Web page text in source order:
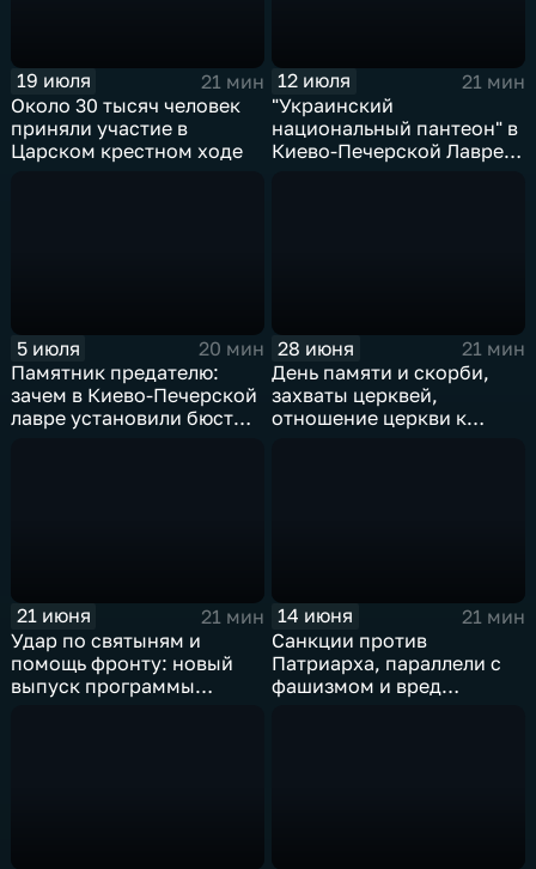
19 июля
21 мин
Около 30 тысяч человек
приняли участие в
Царском крестном ходе
12 июля
21 мин
"Украинский
национальный пантеон" в
Киево‑Печерской Лавре,
5 июля
20 мин
Памятник предателю:
зачем в Киево-Печерской
лавре установили бюст
28 июня
21 мин
День памяти и скорби,
захваты церквей,
отношение церкви к
21 июня
21 мин
Удар по святыням и
помощь фронту: новый
выпуск программы
14 июня
21 мин
Санкции против
Патриарха, параллели с
фашизмом и вред